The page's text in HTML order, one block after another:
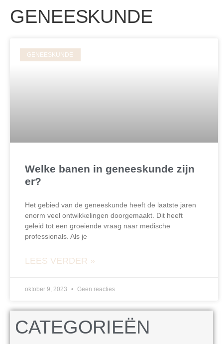
GENEESKUNDE
GENEESKUNDE
Welke banen in geneeskunde zijn
er?
Het gebied van de geneeskunde heeft de laatste jaren
enorm veel ontwikkelingen doorgemaakt. Dit heeft
geleid tot een groeiende vraag naar medische
professionals. Als je
LEES VERDER »
oktober 9, 2023 Geen reacties
CATEGORIEËN